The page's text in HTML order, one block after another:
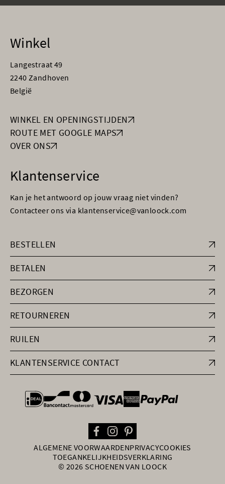
Winkel
Langestraat 49
2240 Zandhoven
België
WINKEL EN OPENINGSTIJDEN
ROUTE MET GOOGLE MAPS
OVER ONS
Klantenservice
Kan je het antwoord op jouw vraag niet vinden?
Contacteer ons via klantenservice@vanloock.com
BESTELLEN
BETALEN
BEZORGEN
RETOURNEREN
RUILEN
KLANTENSERVICE CONTACT
general.paymentOptions
ALGEMENE VOORWAARDENPRIVACYCOOKIES
TOEGANKELIJKHEIDSVERKLARING
© 2026 SCHOENEN VAN LOOCK